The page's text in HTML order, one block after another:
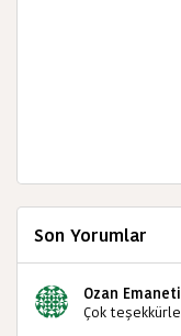
Son Yorumlar
Ozan Emaneti
Çok